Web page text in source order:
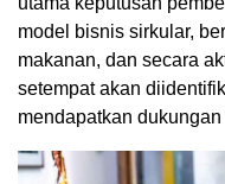
model bisnis sirkular,
makanan, dan secara
setempat akan
mendapatkan dukungan